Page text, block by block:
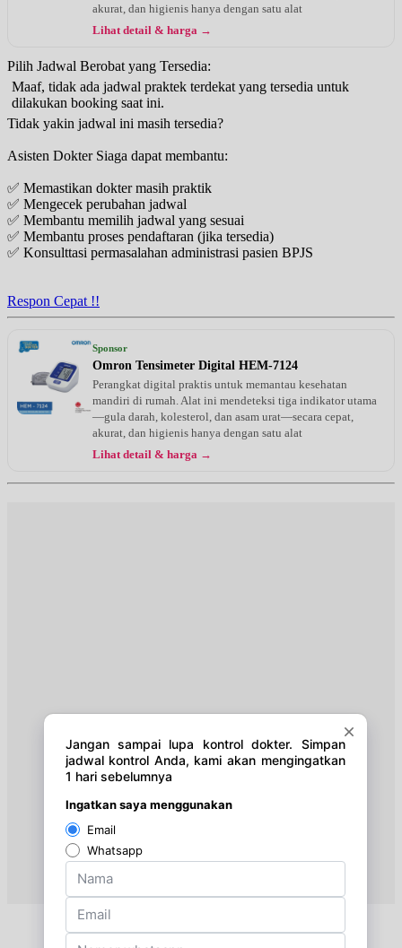
akurat, dan higienis hanya dengan satu alat
Lihat detail & harga →
Pilih Jadwal Berobat yang Tersedia:
Maaf, tidak ada jadwal praktek terdekat yang tersedia untuk
dilakukan booking saat ini.
Tidak yakin jadwal ini masih tersedia?
Asisten Dokter Siaga dapat membantu:
✅ Memastikan dokter masih praktik
✅ Mengecek perubahan jadwal
✅ Membantu memilih jadwal yang sesuai
✅ Membantu proses pendaftaran (jika tersedia)
✅ Konsulttasi permasalahan administrasi pasien BPJS
Respon Cepat !!
Sponsor
Omron Tensimeter Digital HEM-7124
Perangkat digital praktis untuk memantau kesehatan
mandiri di rumah. Alat ini mendeteksi tiga indikator utama
—gula darah, kolesterol, dan asam urat—secara cepat,
akurat, dan higienis hanya dengan satu alat
Lihat detail & harga →